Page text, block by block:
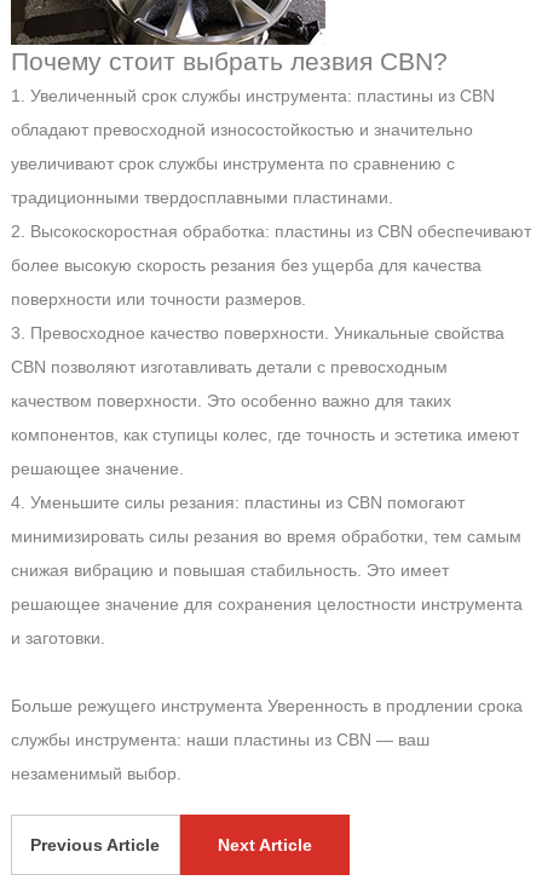
Почему стоит выбрать лезвия CBN?
1. Увеличенный срок службы инструмента: пластины из CBN
обладают превосходной износостойкостью и значительно
увеличивают срок службы инструмента по сравнению с
традиционными твердосплавными пластинами.
2. Высокоскоростная обработка: пластины из CBN обеспечивают
более высокую скорость резания без ущерба для качества
поверхности или точности размеров.
3. Превосходное качество поверхности. Уникальные свойства
CBN позволяют изготавливать детали с превосходным
качеством поверхности. Это особенно важно для таких
компонентов, как ступицы колес, где точность и эстетика имеют
решающее значение.
4. Уменьшите силы резания: пластины из CBN помогают
минимизировать силы резания во время обработки, тем самым
снижая вибрацию и повышая стабильность. Это имеет
решающее значение для сохранения целостности инструмента
и заготовки.
Больше режущего инструмента Уверенность в продлении срока
службы инструмента: наши пластины из CBN — ваш
незаменимый выбор.
Previous Article Next Article